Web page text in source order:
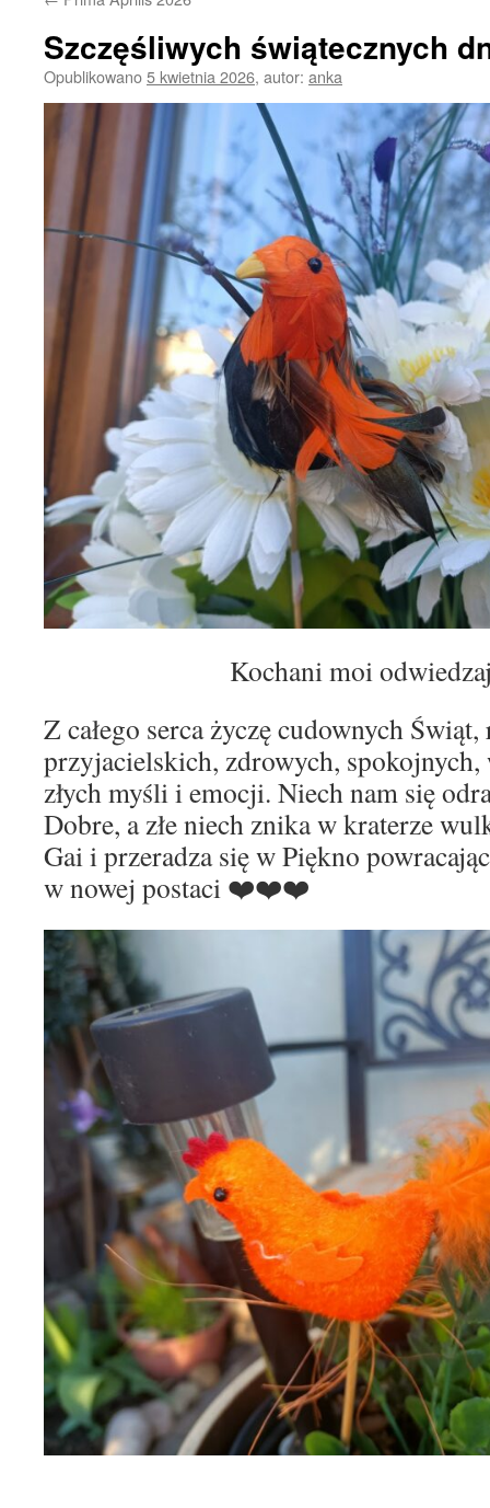
Szczęśliwych świątecznych
Opublikowano5 kwietnia 2026, autor: anka
Kochani moi
Z całego serca życzę cudownych
przyjacielskich, zdrowych,
złych myśli i emocji. Niech nam się
Dobre, a złe niech znika w kraterze
Gai i przeradza się w Piękno
w nowej postaci ❤️❤️❤️